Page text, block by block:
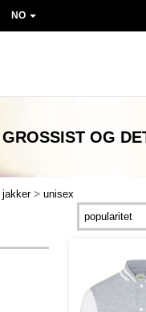
NO
GROSSIST OG
jakker > unisex